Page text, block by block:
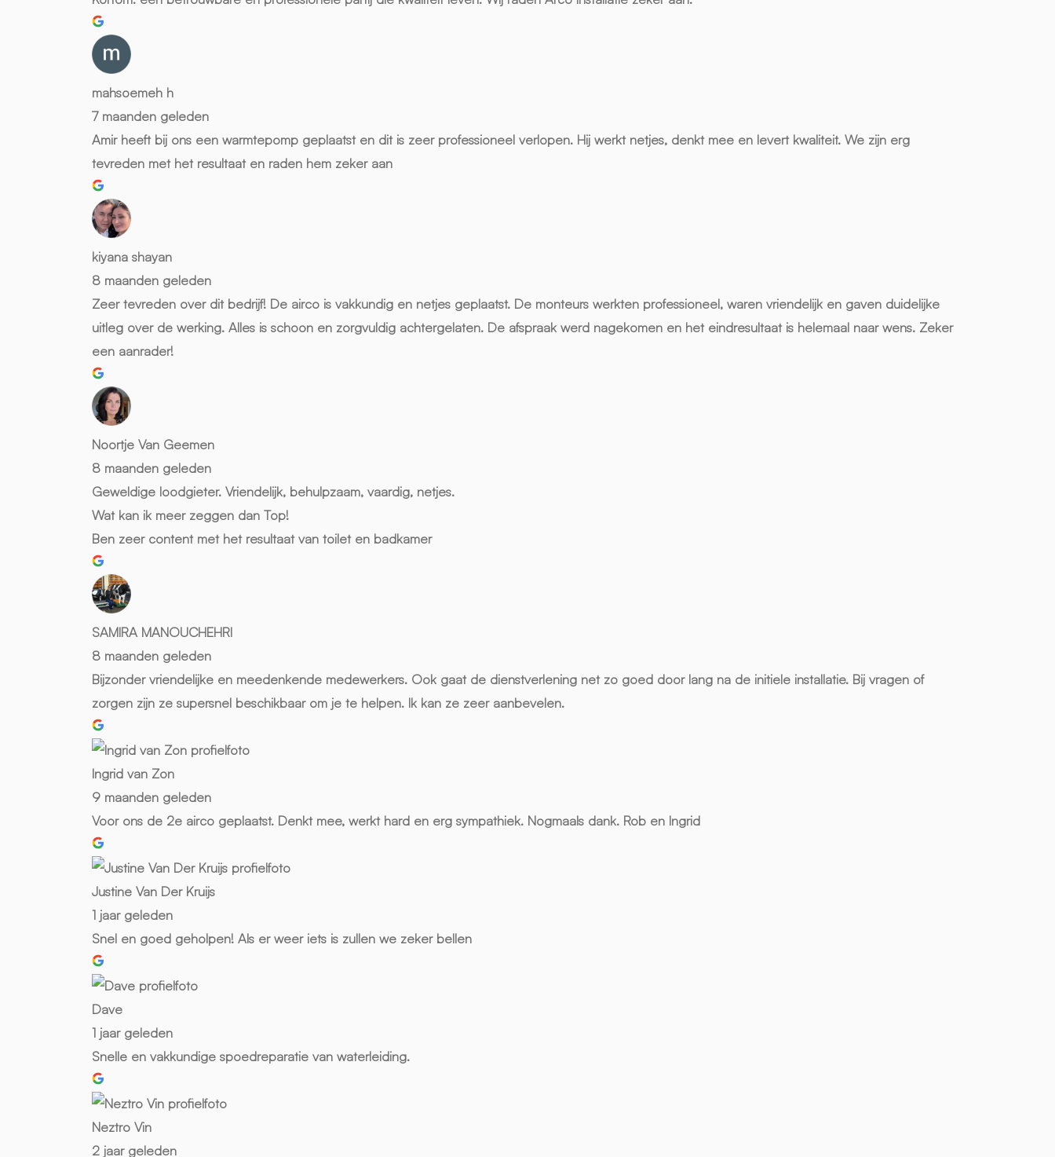
mahsoemeh h
7 maanden geleden
Amir heeft bij ons een warmtepomp geplaatst en dit is zeer professioneel verlopen. Hij werkt netjes, denkt mee en levert kwaliteit. We zijn erg
tevreden met het resultaat en raden hem zeker aan
kiyana shayan
8 maanden geleden
Zeer tevreden over dit bedrijf! De airco is vakkundig en netjes geplaatst. De monteurs werkten professioneel, waren vriendelijk en gaven duidelijke
uitleg over de werking. Alles is schoon en zorgvuldig achtergelaten. De afspraak werd nagekomen en het eindresultaat is helemaal naar wens. Zeker
een aanrader!
Noortje Van Geemen
8 maanden geleden
Geweldige loodgieter. Vriendelijk, behulpzaam, vaardig, netjes.
Wat kan ik meer zeggen dan Top!
Ben zeer content met het resultaat van toilet en badkamer
SAMIRA MANOUCHEHRI
8 maanden geleden
Bijzonder vriendelijke en meedenkende medewerkers. Ook gaat de dienstverlening net zo goed door lang na de initiele installatie. Bij vragen of
zorgen zijn ze supersnel beschikbaar om je te helpen. Ik kan ze zeer aanbevelen.
Ingrid van Zon
9 maanden geleden
Voor ons de 2e airco geplaatst. Denkt mee, werkt hard en erg sympathiek. Nogmaals dank. Rob en Ingrid
Justine Van Der Kruijs
1 jaar geleden
Snel en goed geholpen! Als er weer iets is zullen we zeker bellen
Dave
1 jaar geleden
Snelle en vakkundige spoedreparatie van waterleiding.
Neztro Vin
2 jaar geleden